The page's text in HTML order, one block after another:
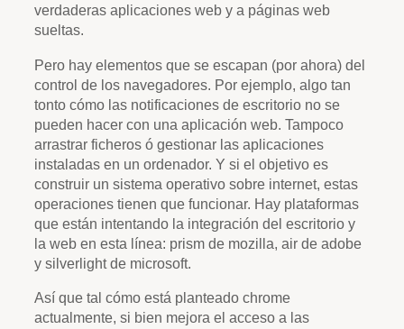
verdaderas aplicaciones web y a páginas web
sueltas.
Pero hay elementos que se escapan (por ahora) del
control de los navegadores. Por ejemplo, algo tan
tonto cómo las notificaciones de escritorio no se
pueden hacer con una aplicación web. Tampoco
arrastrar ficheros ó gestionar las aplicaciones
instaladas en un ordenador. Y si el objetivo es
construir un sistema operativo sobre internet, estas
operaciones tienen que funcionar. Hay plataformas
que están intentando la integración del escritorio y
la web en esta línea: prism de mozilla, air de adobe
y silverlight de microsoft.
Así que tal cómo está planteado chrome
actualmente, si bien mejora el acceso a las